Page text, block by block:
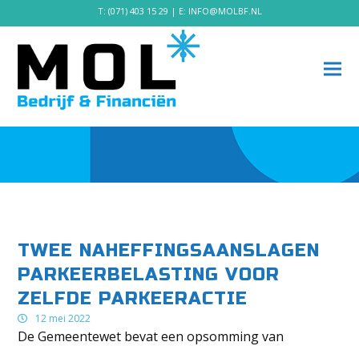
T: (071) 403 15 29 | E: INFO@MOLBF.NL
TWEE NAHEFFINGSAANSLAGEN
PARKEERBELASTING VOOR
ZELFDE PARKEERACTIE
12 mei 2022
De Gemeentewet bevat een opsomming van